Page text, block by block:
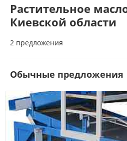
Растительное
Киевской области
2 предложения
Обычные предложения